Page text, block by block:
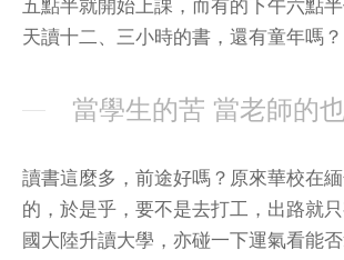
五點半就開始上課，而有的下午六點
天讀十二、三小時的書，還有童年嗎？
當學生的苦 當老師的
讀書這麼多，前途好嗎？原來華校在
的，於是乎，要不是去打工，出路就
國大陸升讀大學，亦碰一下運氣看能